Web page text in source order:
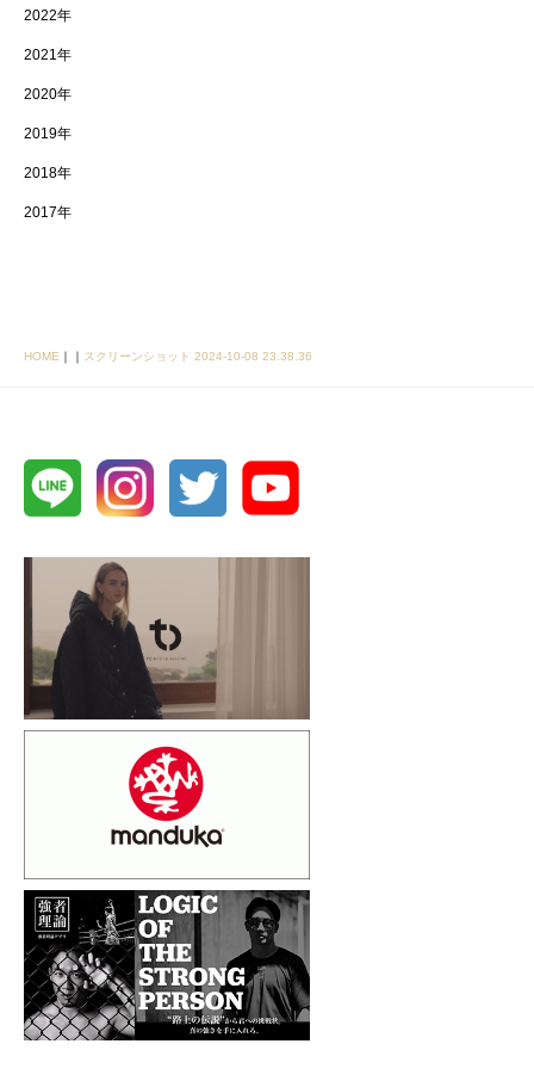
2022年
2021年
2020年
2019年
2018年
2017年
HOME ｜ ｜ スクリーンショット 2024-10-08 23.38.36